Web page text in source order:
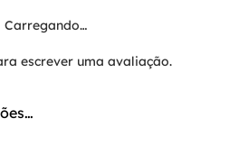
Carregando…
escrever uma avaliação.